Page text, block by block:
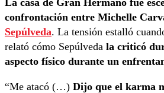
confrontación entre Michelle
Sepúlveda. La tensión estalló
relató cómo Sepúlveda la criticó
aspecto físico durante un
“Me atacó (…) Dijo que el karma